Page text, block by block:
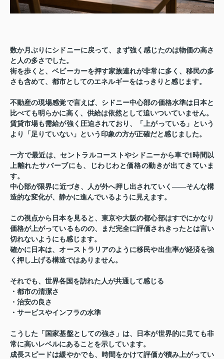
数か月ぶりにシドニーに戻って、まず強く感じたのは物価の高さ
と人の多さでした。
街を歩くと、ベビーカーを押す家族連れが非常に多く、移民の多
さも含めて、都市としてのエネルギーをはっきりと感じます。
不動産の現場感覚で言えば、シドニー中心部の価格水準は日本と
比べても明らかに高く、供給は依然として追いついていません。
賃貸市場も需給が強く圧迫されており、「上がっている」という
より「足りていない」という印象の方が正確だと感じました。
一方で最近は、セントラルコーストやシドニーから車で1時間以
上離れたサバーブにも、じわじわと価格の動きが出てきていま
す。
中心部が限界に近づき、人が外へ押し出されていく——そんな構
造的な変化が、静かに進んでいるように見えます。
この視点から日本を見ると、東京や大阪の都心部はすでにかなり
価格が上がっているものの、まだ完全に評価されきったとは言い
切れないようにも感じます。
確かに日本は、オーストラリアのように移民や出生率が経済を強
く押し上げる構造ではありません。
それでも、世界各国を訪れた人が共通して感じる
・都市の清潔さ
・治安の良さ
・サービスやインフラの水準
こうした「国家基盤としての強さ」は、日本が世界的に見ても非
常に高いレベルにあることを示しています。
成長スピードは緩やかでも、時間をかけて評価が積み上がってい